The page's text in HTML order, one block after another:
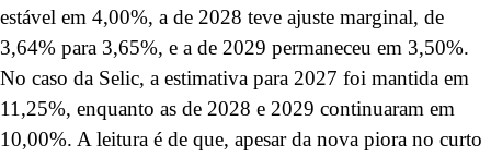
estável em 4,00%, a de 2028 teve ajuste marginal, de
3,64% para 3,65%, e a de 2029 permaneceu em 3,50%.
No caso da Selic, a estimativa para 2027 foi mantida em
11,25%, enquanto as de 2028 e 2029 continuaram em
10,00%. A leitura é de que, apesar da nova piora no curto